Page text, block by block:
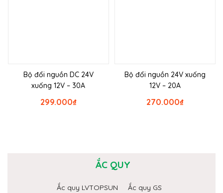
Bộ đổi nguồn DC 24V
xuống 12V – 30A
₫
299.000
Bộ đổi nguồn 24V xuống
12V – 20A
₫
270.000
ẮC QUY
Ắc quy LVTOPSUN
Ắc quy GS